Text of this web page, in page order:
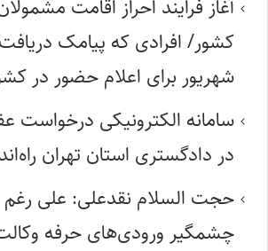
آغاز فرایند احراز اقامت
کشور/ افرادی که پیامک دریافت
شهریور برای اعلام حضور در
سامانه الکترونیکی درخواست
در دادگستری استان تهران
حجت السلام نقدعلی: علی رغم
چشمگیر ورودی‌های حرفه